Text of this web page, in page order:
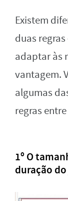
Existem
duas
adaptar às
vantagem.
algumas
regras
1ºO
duração